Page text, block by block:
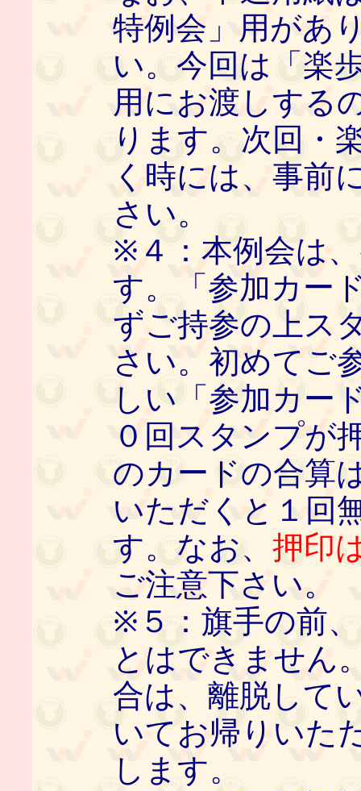
特例会」用があ
い。今回は「楽
用にお渡しする
ります。次回・
く時には、事前
さい。
※４：本例会は、
す。「参加カー
ずご持参の上ス
さい。初めてご
しい「参加カー
０回スタンプが
のカードの合算
いただくと１回
す。なお、 押印
ご注意下さい。
※５：旗手の前
とはできません
合は、離脱して
いてお帰りいた
します。